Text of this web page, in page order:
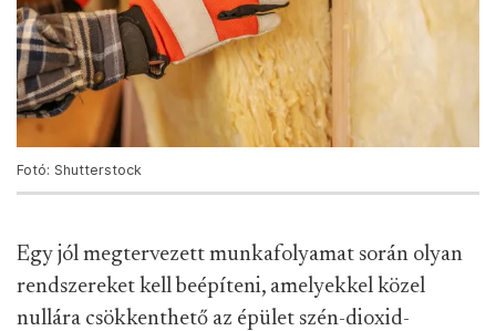
Fotó: Shutterstock
Egy jól megtervezett munkafolyamat során olyan
rendszereket kell beépíteni, amelyekkel közel
nullára csökkenthető az épület szén-dioxid-